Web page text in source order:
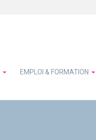
EMPLOI & FORMATION